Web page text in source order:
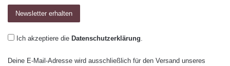
Ich akzeptiere die Datenschutzerklärung
Deine E-Mail-Adresse wird ausschließlich für den Versand unseres